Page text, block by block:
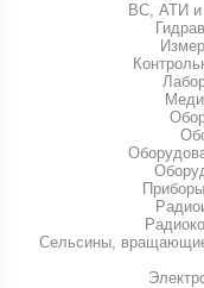
ВС, АТИ и
Сельсины,